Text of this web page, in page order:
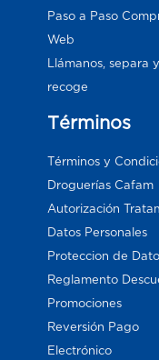
Paso a Paso
Web
Llámanos, separa y
recoge
Términos
Términos y
Droguerías Cafam
Autorización
Datos Personales
Proteccion de
Reglamento
Promociones
Reversión Pago
Electrónico